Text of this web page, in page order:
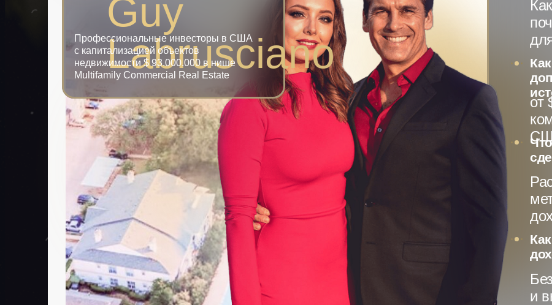
от
и
Guy
Labrusciano
Профессиональные инвесторы в США
с капитализацией объектов
недвижимости $ 93.000.000 в нише
Multifamily Commercial Real Estate